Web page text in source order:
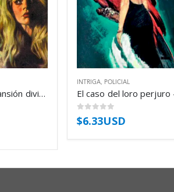
El caso de la mansión dividida – Erle Stanley Gardner
INTRIGA POLICIAL
0out of 5
$6.33USD